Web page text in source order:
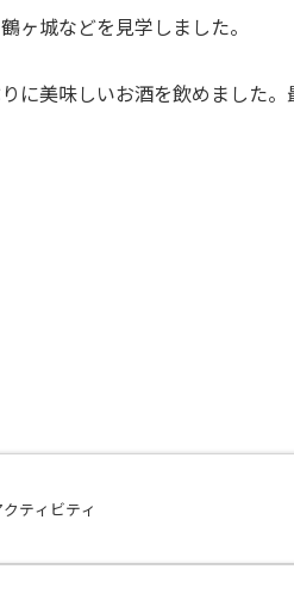
ヶ城などを見学しました。
に美味しいお酒を飲めました。
ティビティ